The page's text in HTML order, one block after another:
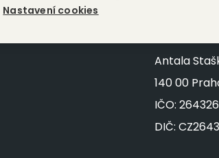
Nastavení cookies
Antala
140 00
IČO:
DIČ: